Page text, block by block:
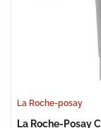
La Roche-posay
La Roche-Posay